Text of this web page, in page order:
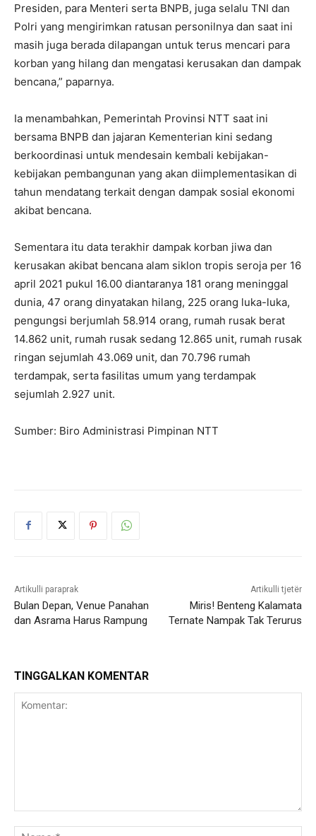
Presiden, para Menteri serta BNPB, juga selalu TNI dan
Polri yang mengirimkan ratusan personilnya dan saat ini
masih juga berada dilapangan untuk terus mencari para
korban yang hilang dan mengatasi kerusakan dan dampak
bencana,” paparnya.
Ia menambahkan, Pemerintah Provinsi NTT saat ini
bersama BNPB dan jajaran Kementerian kini sedang
berkoordinasi untuk mendesain kembali kebijakan-
kebijakan pembangunan yang akan diimplementasikan di
tahun mendatang terkait dengan dampak sosial ekonomi
akibat bencana.
Sementara itu data terakhir dampak korban jiwa dan
kerusakan akibat bencana alam siklon tropis seroja per 16
april 2021 pukul 16.00 diantaranya 181 orang meninggal
dunia, 47 orang dinyatakan hilang, 225 orang luka-luka,
pengungsi berjumlah 58.914 orang, rumah rusak berat
14.862 unit, rumah rusak sedang 12.865 unit, rumah rusak
ringan sejumlah 43.069 unit, dan 70.796 rumah
terdampak, serta fasilitas umum yang terdampak
sejumlah 2.927 unit.
Sumber: Biro Administrasi Pimpinan NTT
Artikulli paraprak
Bulan Depan, Venue Panahan
dan Asrama Harus Rampung
Artikulli tjetër
Miris! Benteng Kalamata
Ternate Nampak Tak Terurus
TINGGALKAN KOMENTAR